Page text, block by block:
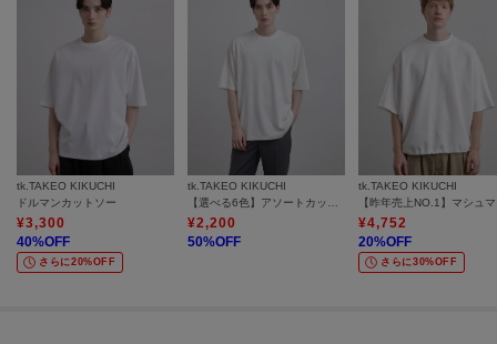
tk.TAKEO KIKUCHI
ドルマンカットソー
¥3,300
40%OFF
さらに20%OFF
tk.TAKEO KIKUCHI
¥2,200
50%OFF
tk.TAKEO KIKUCHI
¥4,752
20%OFF
さらに30%OFF